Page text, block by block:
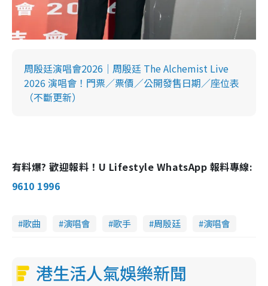
周殷廷演唱會2026｜周殷廷 The Alchemist Live
2026 演唱會！門票／票價／公開發售日期／座位表
（不斷更新）
有料爆? 歡迎報料！U Lifestyle WhatsApp 報料專線:
9610 1996
歌曲 演唱會 歌手 周殷廷 演唱會
港生活人氣娛樂新聞